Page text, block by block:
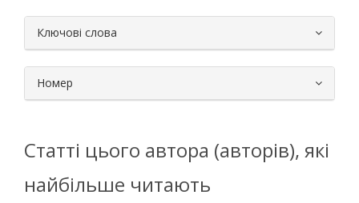
Ключові слова
Номер
Статті цього автора (авторів), які
найбільше читають